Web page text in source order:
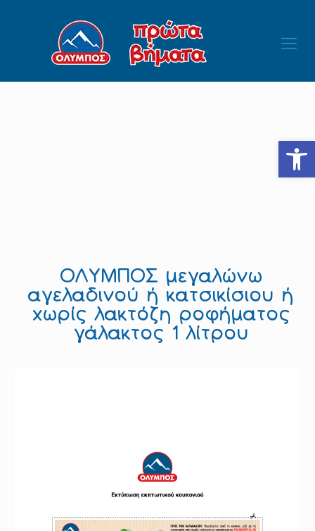
ΟΛΥΜΠΟΣ μεγαλώνω
αγελαδινού ή κατσικίσιου ή
χωρίς λακτόζη ροφήματος
γάλακτος 1 λίτρου